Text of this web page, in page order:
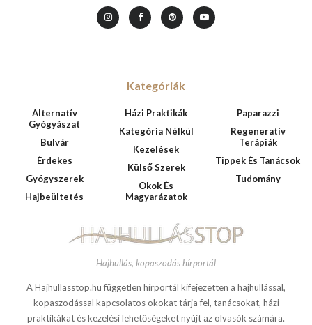
Kategóriák
Alternatív
Gyógyászat
Bulvár
Érdekes
Gyógyszerek
Hajbeültetés
Házi Praktikák
Kategória Nélkül
Kezelések
Külső Szerek
Okok És
Magyarázatok
Paparazzi
Regeneratív
Terápiák
Tippek És Tanácsok
Tudomány
Hajhullás, kopaszodás hírportál
A Hajhullasstop.hu független hírportál kifejezetten a hajhullással,
kopaszodással kapcsolatos okokat tárja fel, tanácsokat, házi
praktikákat és kezelési lehetőségeket nyújt az olvasók számára.